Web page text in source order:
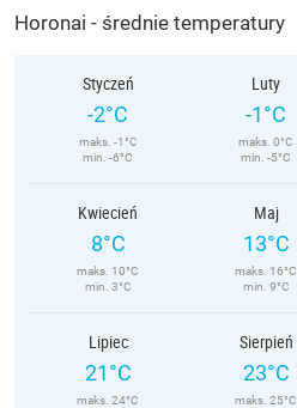
Horonai - średnie temperatury
Styczeń
-2°C
maks. -1°C
min. -6°C
Luty
-1°C
maks. 0°C
min. -5°C
Kwiecień
8°C
maks. 10°C
min. 3°C
Maj
13°C
maks. 16°C
min. 9°C
Lipiec
21°C
maks. 24°C
Sierpień
23°C
maks. 25°C